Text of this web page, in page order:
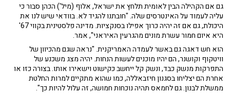
גם אם הקהילה הבין לאומית תלחץ את ישראל, אלוף (מיל') הכהן סבור כי
עליה לעמוד על האינטרסים שלה. "חובתנו להגיד לא. בוודאי שיש לנו את
היכולת, גם אם זה יהיה כרוך אפילו בסנקציות. מדינה פלסטינית בקווי 67'
היא איום חמור עשרת מונים מהגרעין האיראני", אמר.
הוא חש דאגה גם באשר לעמדה האמריקנית. "נראה שגם מהכיוון של
וויטקוף וקושנר, הם יהיו מוכנים לעשות הנחות. יהיה מצג משכנע של
התפרקות מנשק כבד, ונשק קל ייחשב כקישוט וישאירו אותו. בצורה כזו או
אחרת הם יצליחו בסגנון חיזבאללה, כמו שהוא מתקיים למרות החלטת
ממשלת לבנון. גם לחמאס תהיה נוכחות חמושה, זה עלול להיות כך".